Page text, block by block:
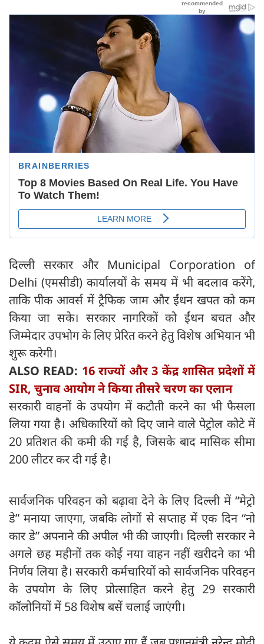
दिल्ली सरकार और Municipal Corporation of
Delhi (एमसीडी) कार्यालयों के समय में भी बदलाव करेंगे,
ताकि पीक आवर्स में ट्रैफिक जाम और ईंधन खपत को कम
किया जा सके। सरकार नागरिकों को ईंधन बचत और
जिम्मेदार उपभोग के लिए प्रेरित करने हेतु विशेष अभियान भी
शुरू करेगी।
ALSO READ: 16 राज्यों और 3 केंद्र शासित प्रदेशों में
SIR, चुनाव आयोग ने किया तीसरे चरण का एलान
सरकारी वाहनों के उपयोग में कटौती करने का भी फैसला
लिया गया है। अधिकारियों को दिए जाने वाले पेट्रोल कोटे में
20 प्रतिशत की कमी की गई है, जिसके बाद मासिक सीमा
200 लीटर कर दी गई है।
सार्वजनिक परिवहन को बढ़ावा देने के लिए दिल्ली में “मेट्रो
डे” मनाया जाएगा, जबकि लोगों से सप्ताह में एक दिन “नो
कार डे” अपनाने की अपील भी की जाएगी। दिल्ली सरकार ने
अगले छह महीनों तक कोई नया वाहन नहीं खरीदने का भी
निर्णय लिया है। सरकारी कर्मचारियों को सार्वजनिक परिवहन
के उपयोग के लिए प्रोत्साहित करने हेतु 29 सरकारी
कॉलोनियों में 58 विशेष बसें चलाई जाएंगी।